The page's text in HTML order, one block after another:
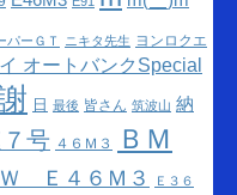
パーＧＴ ニキタ先生 ヨンロクエ
オートバンクSpecial
日 最後 皆さん 筑波山 納
号 ４６Ｍ３
ＢＭ
Ｗ Ｅ４６Ｍ３ Ｅ３６